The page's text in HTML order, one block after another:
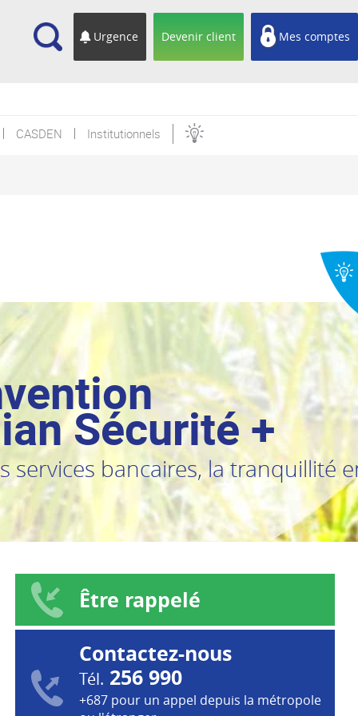
Urgence Devenir client Mes comptes
CASDEN Institutionnels
Sécurité +
services bancaires, la tranquillité
Être rappelé
Contactez-nous
Tél. 256 990
+687 pour un appel depuis la métropole